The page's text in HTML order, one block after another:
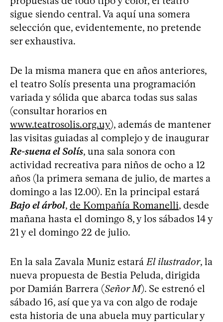
sigue siendo central. Va aquí una somera
selección que, evidentemente, no pretende
ser exhaustiva.
De la misma manera que en años anteriores,
el teatro Solís presenta una programación
variada y sólida que abarca todas sus salas
(consultar horarios en
www.teatrosolis.org.uy), además de mantener
las visitas guiadas al complejo y de inaugurar
Re-suena el Solís, una sala sonora con
actividad recreativa para niños de ocho a 12
años (la primera semana de julio, de martes a
domingo a las 12.00). En la principal estará
Bajo el árbol, de Kompañía Romanelli, desde
mañana hasta el domingo 8, y los sábados 14 y
21 y el domingo 22 de julio.
En la sala Zavala Muniz estará El ilustrador, la
nueva propuesta de Bestia Peluda, dirigida
por Damián Barrera (Señor M). Se estrenó el
sábado 16, así que ya va con algo de rodaje
esta historia de una abuela muy particular y